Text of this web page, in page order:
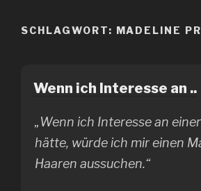
SCHLAGWORT: MADELINE
Wenn ich Interesse an ..
„Wenn ich Interesse an
hätte, würde ich mir einen
Haaren aussuchen.“